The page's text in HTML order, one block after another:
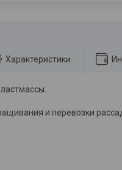
Характеристики
и перевозки